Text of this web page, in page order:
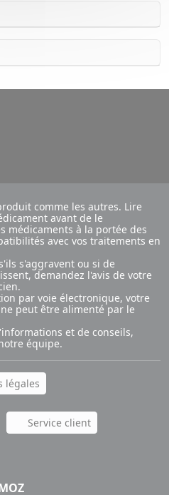
comme les autres. Lire
avant de le
médicaments à la portée des
avec vos traitements en
s'aggravent ou si de
demandez l'avis de votre
par voie électronique, votre
peut être alimenté par le
et de conseils,
équipe.
légales
Service client